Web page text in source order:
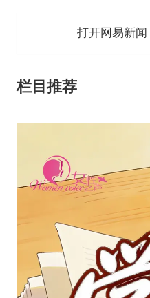
打开网易新
栏目推荐